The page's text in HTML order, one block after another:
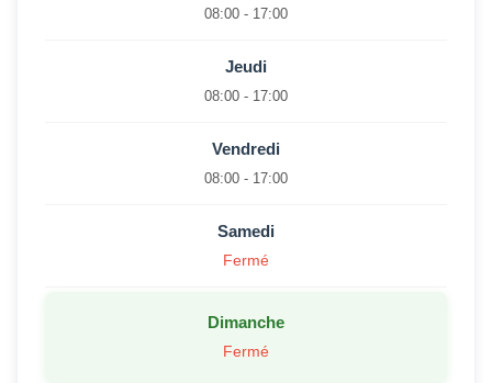
08:00 - 17:00
Jeudi
08:00 - 17:00
Vendredi
08:00 - 17:00
Samedi
Fermé
Dimanche
Fermé